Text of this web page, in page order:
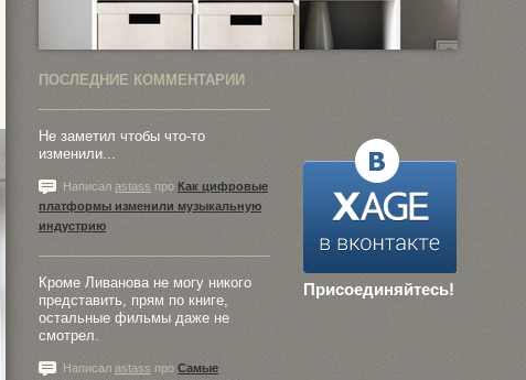
ПОСЛЕДНИЕ КОММЕНТАРИИ
Присоединяйтесь!
Не заметил чтобы что-то
изменили...
Написал astass про Как цифровые
платформы изменили музыкальную
индустрию
Кроме Ливанова не могу никого
представить, прям по книге,
остальные фильмы даже не
смотрел.
Написал astass про Самые